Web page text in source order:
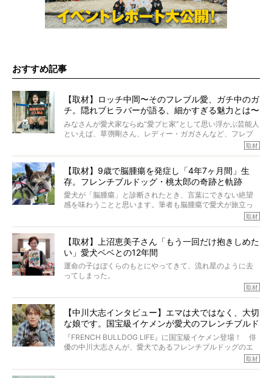
おすすめ記事
【取材】ロッチ中岡〜そのフレブル愛、ガチ中のガ
チ。隠れブヒラバーが語る、細かすぎる魅力とは〜
【前編】
みなさんが愛犬家ならぬ“愛ブヒ家”として思い浮かぶ芸能人
といえば、草彅剛さん、レディー・ガガさんなど、フレブ
ルを飼っている方が多いと思います。が、ロッチ中岡さん
んのインスタグラムを覗くと、たくさんのフレブルアカウ
ントがフォローされていて、わが『FRENCH BULLDOG
LIFE』モデルのnicoやトーラスも、その中の一頭。
そんな中岡さんに、フレブルの魅力を語っていただきまし
た。そのブヒ愛っぷりは、思ってた以上！ ガチ中のガチ
取材
【取材】9歳で脳腫瘍を発症し「4年7ヶ月間」生
存。フレンチブルドッグ・桃太郎の奇跡と軌跡
愛犬が「脳腫瘍」と診断されたとき、言葉にできない絶望
感を味わうことと思います。筆者も脳腫瘍で愛犬が旅立っ
たひとり。だからこそ、どれほど厄介で困難な病気かを理
ところが、フレンチブルドッグの桃太郎は9歳で脳腫瘍を発
症し、なんと4年7ヶ月間も生き抜いたのです。旅立ったと
きの年齢は13歳と11ヶ月、レジェンド級のレジェンドでし
た。さらには、治療後3年間は一度も発作が起きなかったと
いいます。
この事実はフレンチブルドッグだけでなく、脳腫瘍と闘う
太郎のオーナーである佐藤さんご夫婦に、治療の選択やケ
アについて詳しくお話しをうかがいました。
取材
【取材】上沼恵美子さん「もう一回だけ抱きしめた
い」愛犬ベベとの12年間
運命の子はぼくらのもとにやってきて、流れ星のように去
ってしまった。
り添いたいと思う。
その悲しみをいますぐ解消することはできないが、話をき
いて、泣いたり笑ったりするのもいいだろう。
こんな子だった、こんなにいい子だった、ほんとうに愛し
ていたと。
ぼくらは上沼恵美子さんのご自宅へ伺って、お話をきこう
と思った。
取材
【中川大志インタビュー】エマは犬ではなく、大切
な娘です。国宝級イケメンが愛犬のフレンチブルド
ッグと一緒に登場
『FRENCH BULLDOG LIFE』に国宝級イケメン登場！ 俳
優の中川大志さんが、愛犬であるフレンチブルドッグのエ
マちゃん（2歳の女の子）にメロメロとの情報を聞きつけ、
取材